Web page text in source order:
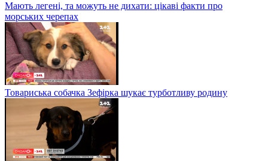
Мають легені, та можуть не дихати: цікаві факти про
морських черепах
Товариська собачка Зефірка шукає турботливу родину